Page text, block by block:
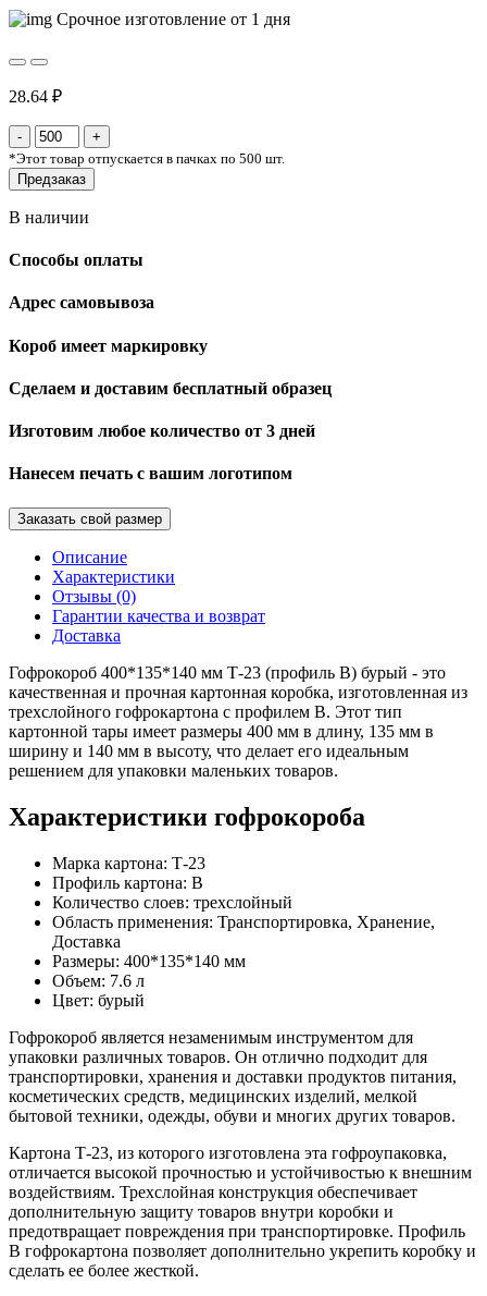
Срочное изготовление от 1 дня
28.64 ₽
*Этот товар отпускается в пачках по 500 шт.
Предзаказ
В наличии
Способы оплаты
Адрес самовывоза
Короб имеет маркировку
Сделаем и доставим бесплатный образец
Изготовим любое количество от 3 дней
Нанесем печать с вашим логотипом
Заказать свой размер
Описание
Характеристики
Отзывы (0)
Гарантии качества и возврат
Доставка
Гофрокороб 400*135*140 мм Т-23 (профиль B) бурый - это
качественная и прочная картонная коробка, изготовленная из
трехслойного гофрокартона с профилем B. Этот тип
картонной тары имеет размеры 400 мм в длину, 135 мм в
ширину и 140 мм в высоту, что делает его идеальным
решением для упаковки маленьких товаров.
Характеристики гофрокороба
Марка картона: Т-23
Профиль картона: В
Количество слоев: трехслойный
Область применения: Транспортировка, Хранение,
Доставка
Размеры: 400*135*140 мм
Объем: 7.6 л
Цвет: бурый
Гофрокороб является незаменимым инструментом для
упаковки различных товаров. Он отлично подходит для
транспортировки, хранения и доставки продуктов питания,
косметических средств, медицинских изделий, мелкой
бытовой техники, одежды, обуви и многих других товаров.
Картона Т-23, из которого изготовлена эта гофроупаковка,
отличается высокой прочностью и устойчивостью к внешним
воздействиям. Трехслойная конструкция обеспечивает
дополнительную защиту товаров внутри коробки и
предотвращает повреждения при транспортировке. Профиль
B гофрокартона позволяет дополнительно укрепить коробку и
сделать ее более жесткой.